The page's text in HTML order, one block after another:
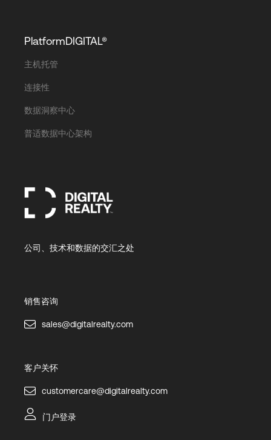
PlatformDIGITAL®
主机托管
连接性
数据洞察中心
普适数据中心架构
公司、技术和数据的交汇之处
销售咨询
sales@digitalrealty.com
客户关怀
customercare@digitalrealty.com
门户登录